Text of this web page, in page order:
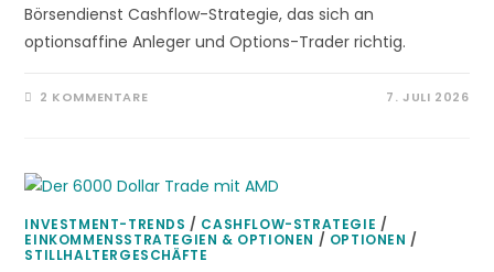
Börsendienst Cashflow-Strategie, das sich an
optionsaffine Anleger und Options-Trader richtig.
2 KOMMENTARE 7. JULI 2026
INVESTMENT-TRENDS / CASHFLOW-STRATEGIE /
EINKOMMENSSTRATEGIEN & OPTIONEN / OPTIONEN /
STILLHALTERGESCHÄFTE